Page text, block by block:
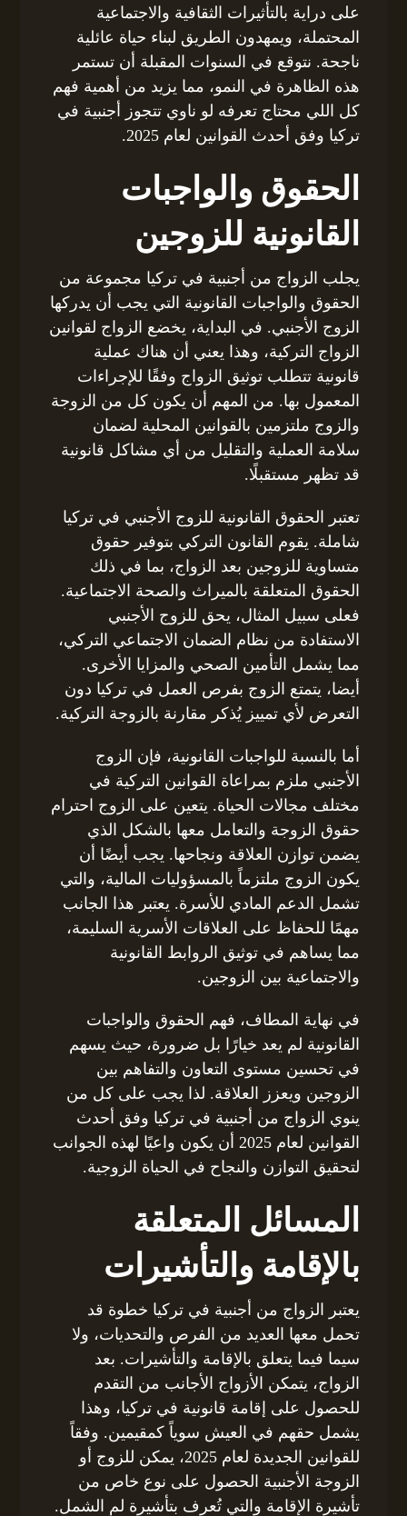
على دراية بالتأثيرات الثقافية والاجتماعية
المحتملة، ويمهدون الطريق لبناء حياة عائلية
ناجحة. نتوقع في السنوات المقبلة أن تستمر
هذه الظاهرة في النمو، مما يزيد من أهمية فهم
كل اللي محتاج تعرفه لو ناوي تتجوز أجنبية في
تركيا وفق أحدث القوانين لعام 2025.
الحقوق والواجبات
القانونية للزوجين
يجلب الزواج من أجنبية في تركيا مجموعة من
الحقوق والواجبات القانونية التي يجب أن يدركها
الزوج الأجنبي. في البداية، يخضع الزواج لقوانين
الزواج التركية، وهذا يعني أن هناك عملية
قانونية تتطلب توثيق الزواج وفقًا للإجراءات
المعمول بها. من المهم أن يكون كل من الزوجة
والزوج ملتزمين بالقوانين المحلية لضمان
سلامة العملية والتقليل من أي مشاكل قانونية
قد تظهر مستقبلًا.
تعتبر الحقوق القانونية للزوج الأجنبي في تركيا
شاملة. يقوم القانون التركي بتوفير حقوق
متساوية للزوجين بعد الزواج، بما في ذلك
الحقوق المتعلقة بالميراث والصحة الاجتماعية.
فعلى سبيل المثال، يحق للزوج الأجنبي
الاستفادة من نظام الضمان الاجتماعي التركي،
مما يشمل التأمين الصحي والمزايا الأخرى.
أيضا، يتمتع الزوج بفرص العمل في تركيا دون
التعرض لأي تمييز يُذكر مقارنة بالزوجة التركية.
أما بالنسبة للواجبات القانونية، فإن الزوج
الأجنبي ملزم بمراعاة القوانين التركية في
مختلف مجالات الحياة. يتعين على الزوج احترام
حقوق الزوجة والتعامل معها بالشكل الذي
يضمن توازن العلاقة ونجاحها. يجب أيضًا أن
يكون الزوج ملتزماً بالمسؤوليات المالية، والتي
تشمل الدعم المادي للأسرة. يعتبر هذا الجانب
مهمًا للحفاظ على العلاقات الأسرية السليمة،
مما يساهم في توثيق الروابط القانونية
والاجتماعية بين الزوجين.
في نهاية المطاف، فهم الحقوق والواجبات
القانونية لم يعد خيارًا بل ضرورة، حيث يسهم
في تحسين مستوى التعاون والتفاهم بين
الزوجين ويعزز العلاقة. لذا يجب على كل من
ينوي الزواج من أجنبية في تركيا وفق أحدث
القوانين لعام 2025 أن يكون واعيًا لهذه الجوانب
لتحقيق التوازن والنجاح في الحياة الزوجية.
المسائل المتعلقة
بالإقامة والتأشيرات
يعتبر الزواج من أجنبية في تركيا خطوة قد
تحمل معها العديد من الفرص والتحديات، ولا
سيما فيما يتعلق بالإقامة والتأشيرات. بعد
الزواج، يتمكن الأزواج الأجانب من التقدم
للحصول على إقامة قانونية في تركيا، وهذا
يشمل حقهم في العيش سوياً كمقيمين. وفقاً
للقوانين الجديدة لعام 2025، يمكن للزوج أو
الزوجة الأجنبية الحصول على نوع خاص من
تأشيرة الإقامة والتي تُعرف بتأشيرة لم الشمل.